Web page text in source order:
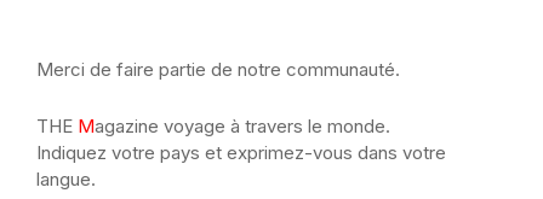
Merci de faire partie de notre communauté.
THE Magazine voyage à travers le monde.
Indiquez votre pays et exprimez-vous dans votre
langue.